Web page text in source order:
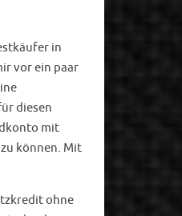
in
vor ein paar
diesen
mit
können. Mit
ohne